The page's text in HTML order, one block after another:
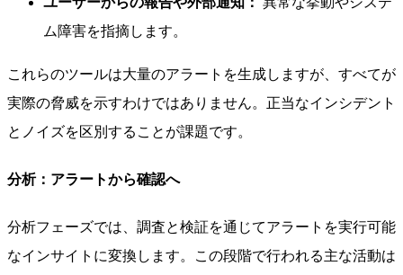
ム障害を指摘します。
これらのツールは大量のアラートを生成しますが、すべてが
実際の脅威を示すわけではありません。正当なインシデント
とノイズを区別することが課題です。
分析：アラートから確認へ
分析フェーズでは、調査と検証を通じてアラートを実行可能
なインサイトに変換します。この段階で行われる主な活動は